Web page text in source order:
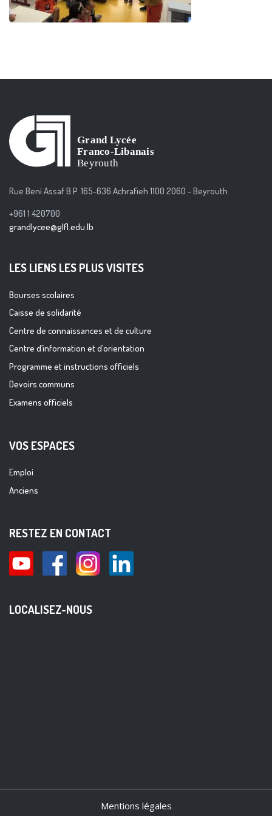
Rue Beni Assaf B.P. 165-636 Achrafieh 1100 2060 - Beyrouth
+961 1 420700
grandlycee@glfl.edu.lb
LES LIENS LES PLUS VISITES
Bourses scolaires
Caisse de solidarité
Centre de connaissances et de culture
Centre d’information et d’orientation
Programme et instructions officiels
Devoirs communs
Examens officiels
VOS ESPACES
Emploi
Anciens
RESTEZ EN CONTACT
LOCALISEZ-NOUS
Mentions légales